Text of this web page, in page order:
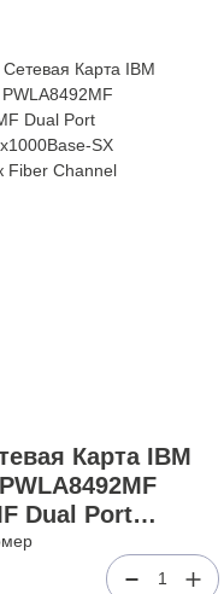
Карта IBM
Dual Port
SX
Fiber Channel
1